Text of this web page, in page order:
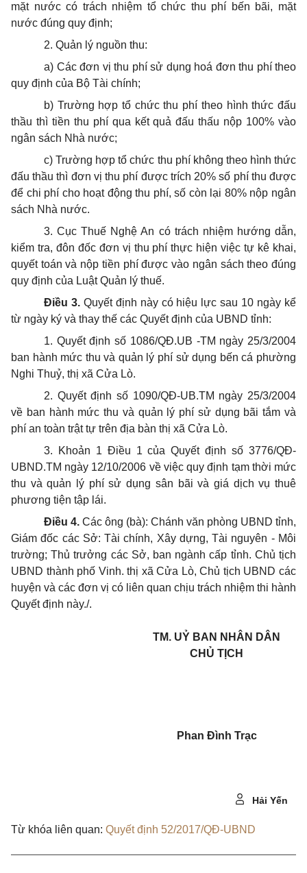
mặt nước có trách nhiệm tổ chức thu phí bến bãi, mặt
nước đúng quy định;
2. Quản lý nguồn thu:
a) Các đơn vị thu phí sử dụng hoá đơn thu phí theo
quy định của Bộ Tài chính;
b) Trường hợp tổ chức thu phí theo hình thức đấu
thầu thì tiền thu phí qua kết quả đấu thấu nộp 100% vào
ngân sách Nhà nước;
c) Trường hợp tổ chức thu phí không theo hình thức
đấu thầu thì đơn vị thu phí được trích 20% số phí thu được
để chi phí cho hoạt động thu phí, số còn lại 80% nộp ngân
sách Nhà nước.
3. Cục Thuế Nghệ An có trách nhiệm hướng dẫn,
kiểm tra, đôn đốc đơn vị thu phí thực hiện việc tự kê khai,
quyết toán và nộp tiền phí được vào ngân sách theo đúng
quy định của Luật Quản lý thuế.
Điều 3.Quyết định này có hiệu lực sau 10 ngày kể
từ ngày ký và thay thế các Quyết định của UBND tỉnh:
1. Quyết định số 1086/QĐ.UB -TM ngày 25/3/2004
ban hành mức thu và quản lý phí sử dụng bến cá phường
Nghi Thuỷ, thị xã Cửa Lò.
2. Quyết định số 1090/QĐ-UB.TM ngày 25/3/2004
về ban hành mức thu và quản lý phí sử dụng bãi tắm và
phí an toàn trật tự trên địa bàn thị xã Cửa Lò.
3. Khoản 1 Điều 1 của Quyết định số 3776/QĐ-
UBND.TM ngày 12/10/2006 về việc quy định tạm thời mức
thu và quản lý phí sử dụng sân bãi và giá dịch vụ thuê
phương tiện tập lái.
Điều 4. Các ông (bà): Chánh văn phòng UBND tỉnh,
Giám đốc các Sở: Tài chính, Xây dựng, Tài nguyên - Môi
trường; Thủ trưởng các Sở, ban ngành cấp tỉnh. Chủ tịch
UBND thành phố Vinh. thị xã Cửa Lò, Chủ tịch UBND các
huyện và các đơn vị có liên quan chịu trách nhiệm thi hành
Quyết định này./.
TM. UỶ BAN NHÂN DÂN
CHỦ TỊCH
Phan Đình Trạc
Hải Yến
Từ khóa liên quan: Quyết định 52/2017/QĐ-UBND